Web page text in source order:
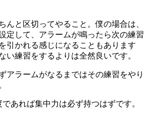
んと区切ってやること。僕の場合は、
定して、アラームが鳴ったら次の練習
引かれる感じになることもあります
い練習をするよりは全然良いです。
アラームがなるまではその練習をやり
あれば集中力は必ず持つはずです。